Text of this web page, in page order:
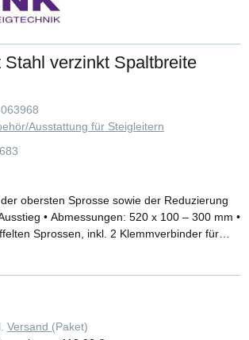
verzinkt Spaltbreite
Ausstattung für Steigleitern
obersten Sprosse sowie der Reduzierung
• Abmessungen: 520 x 100 – 300 mm •
Sprossen, inkl. 2 Klemmverbinder für
zwei Klemmverbinder für Leiterholm
Versand (Paket)